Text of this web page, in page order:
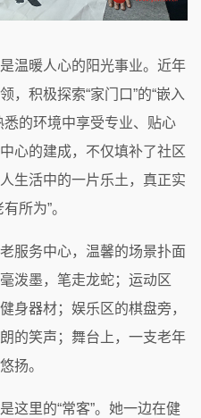
温暖人心的阳光事业。近年
，积极探索“家门口”的“嵌入
悉的环境中享受专业、贴心
心的建成，不仅填补了社区
生活中的一片乐土，真正实
所为”。
服务中心，温馨的场景扑面
泼墨，笔走龙蛇；运动区
身器材；娱乐区的棋盘旁，
的笑声；舞台上，一支老年
扬。
这里的“常客”。她一边在健